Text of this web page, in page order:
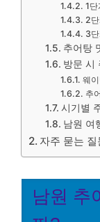
1단
2
3
추어탕
방문 시
웨
추
시기별
남원 여
자주 묻는 질
남원 추